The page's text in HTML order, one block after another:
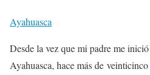
Ayahuasca
Desde la vez que mi padre me
Ayahuasca, hace más de